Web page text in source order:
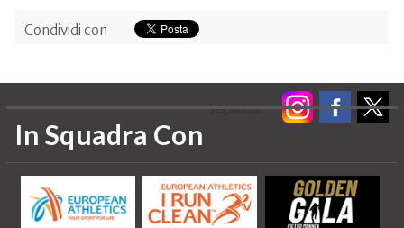
Condividi con
Seguici su:
In Squadra Con